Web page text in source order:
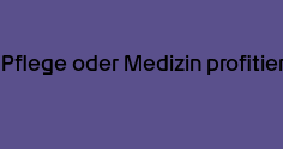
oder Medizin